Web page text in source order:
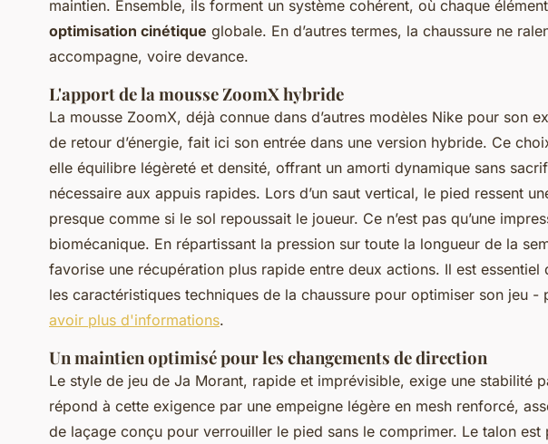
maintien. Ensemble, ils forment un système cohérent, où chaque
optimisation cinétique globale. En d’autres termes, la chaussure ne
accompagne, voire devance.
L'apport de la mousse ZoomX hybride
La mousse ZoomX, déjà connue dans d’autres modèles Nike pour son
de retour d’énergie, fait ici son entrée dans une version hybride. Ce
elle équilibre légèreté et densité, offrant un amorti dynamique sans
nécessaire aux appuis rapides. Lors d’un saut vertical, le pied ressent
presque comme si le sol repoussait le joueur. Ce n’est pas qu’une
biomécanique. En répartissant la pression sur toute la longueur de la
favorise une récupération plus rapide entre deux actions. Il est essentiel
les caractéristiques techniques de la chaussure pour optimiser son jeu -
avoir plus d'informations.
Un maintien optimisé pour les changements de direction
Le style de jeu de Ja Morant, rapide et imprévisible, exige une stabilité
répond à cette exigence par une empeigne légère en mesh renforcé,
de laçage conçu pour verrouiller le pied sans le comprimer. Le talon est